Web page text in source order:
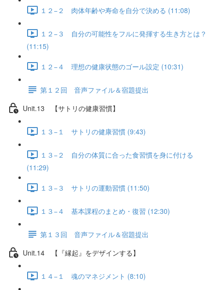
１２−２ 肉体年齢や寿命を自分で決める (11:08)
１２−３ 自分の可能性をフルに発揮する生き方とは？
(11:15)
１２−４ 理想の健康状態のゴール設定 (10:31)
第１２回 音声ファイル＆宿題提出
Unit.13 【サトリの健康習慣】
１３−１ サトリの健康習慣 (9:43)
１３−２ 自分の体質に合った食習慣を身に付ける
(11:29)
１３−３ サトリの運動習慣 (11:50)
１３−４ 基本課程のまとめ・復習 (12:30)
第１３回 音声ファイル＆宿題提出
Unit.14 【『縁起』をデザインする】
１４−１ 魂のマネジメント (8:10)